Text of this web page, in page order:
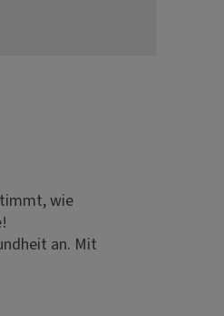
wie
an. Mit